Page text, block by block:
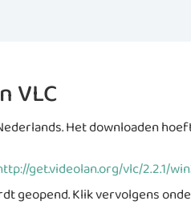
VLC
Het downloaden
get.videolan.org/vlc/2.2.1/
geopend. Klik vervolgens